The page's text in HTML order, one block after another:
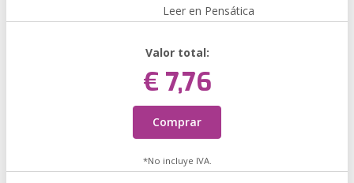
Leer en Pensática
Valor total:
€ 7,76
Comprar
*No incluye IVA.